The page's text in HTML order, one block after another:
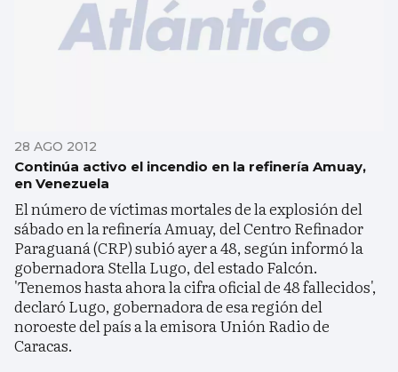
28 AGO 2012
Continúa activo el incendio en la refinería Amuay,
en Venezuela
El número de víctimas mortales de la explosión del
sábado en la refinería Amuay, del Centro Refinador
Paraguaná (CRP) subió ayer a 48, según informó la
gobernadora Stella Lugo, del estado Falcón.
'Tenemos hasta ahora la cifra oficial de 48 fallecidos',
declaró Lugo, gobernadora de esa región del
noroeste del país a la emisora Unión Radio de
Caracas.